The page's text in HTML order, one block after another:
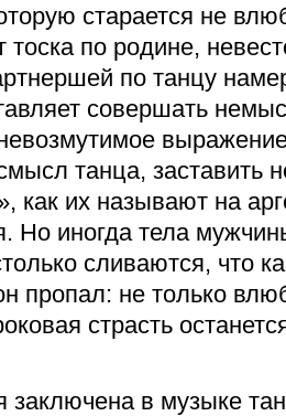
старается не
тоска по родине,
по танцу
совершать
танца, заставить
как их называют на
Но иногда тела
сливаются, что
пропал: не только
страсть
заключена в музыке